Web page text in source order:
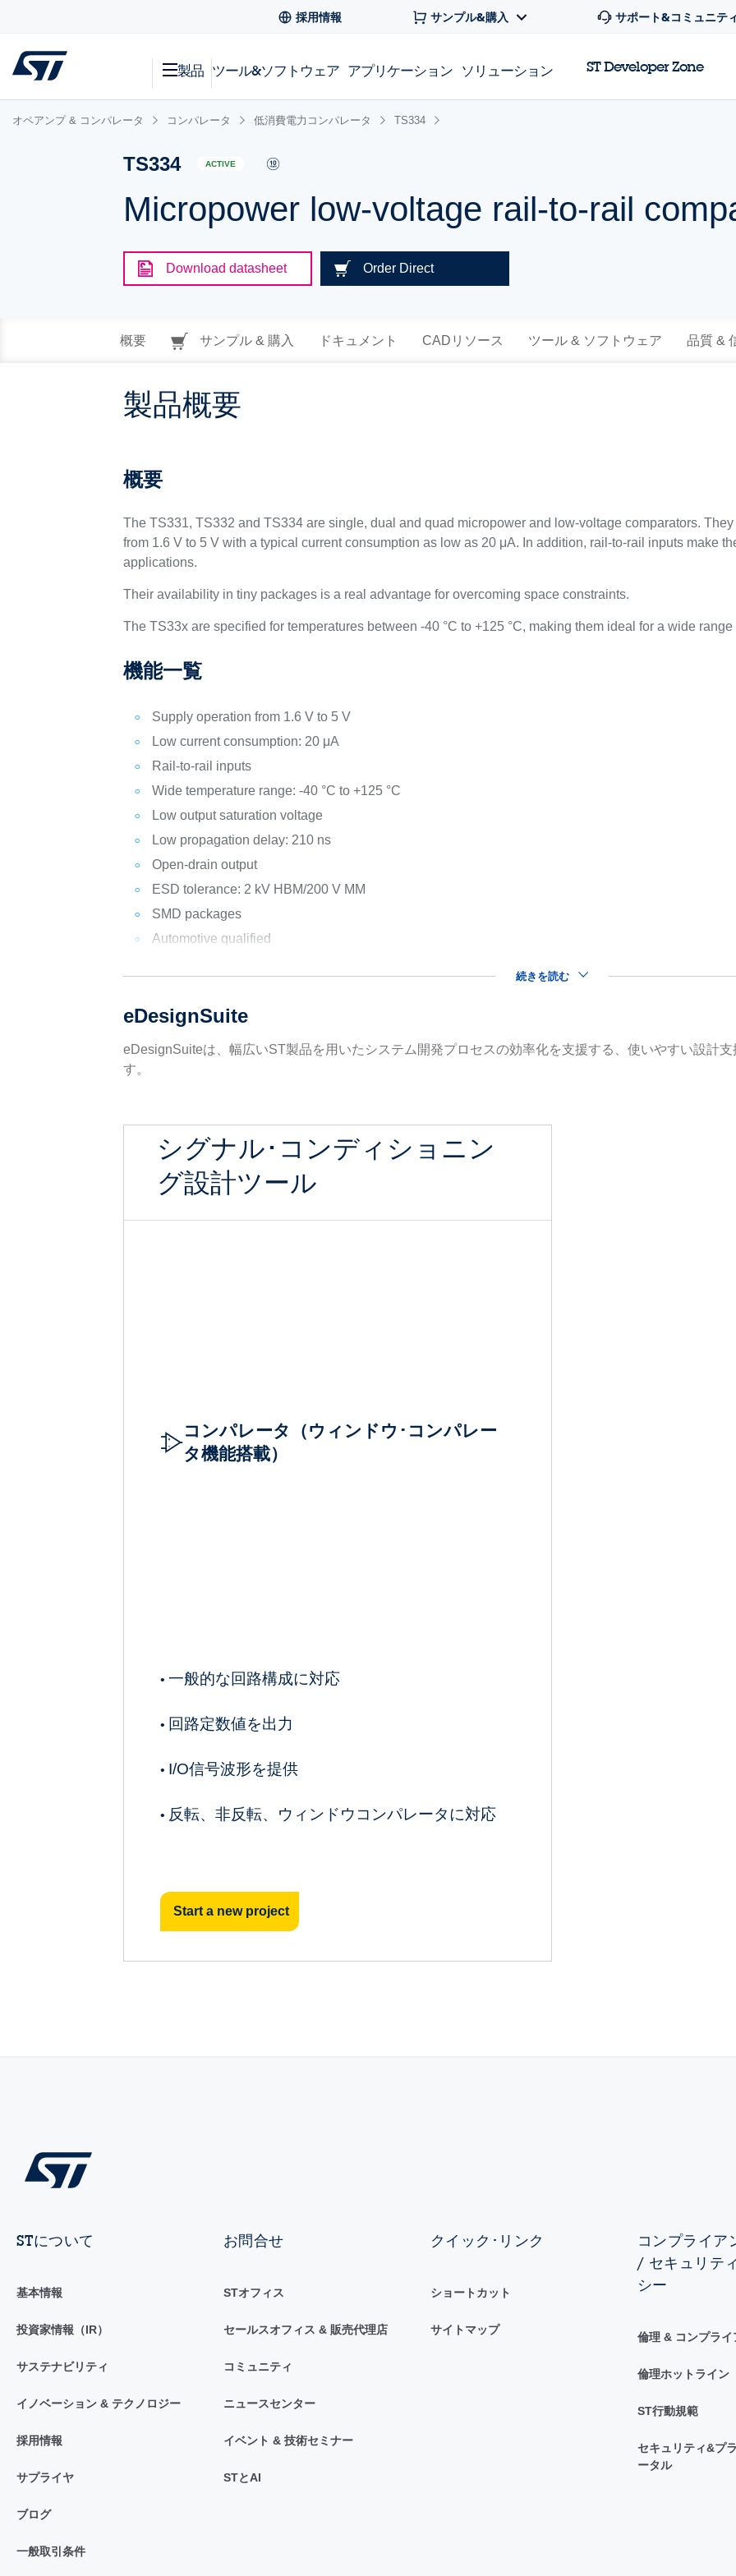
採用情報 サンプル&購入 サポート&コミュニテ
製品 ツール&ソフトウェア アプリケーション ソリューション ST Developer Zone
オペアンプ & コンパレータ コンパレータ 低消費電力コンパレータ TS334
TS334 ACTIVE
Micropower low-voltage rail-to-rail
Download datasheet Order Direct
概要 サンプル & 購入 ドキュメント CADリソース ツール & ソフトウェア 品質 &
製品概要
概要
The TS331, TS332 and TS334 are single, dual and quad micropower and low-voltage comparators.
from 1.6 V to 5 V with a typical current consumption as low as 20 μA. In addition, rail-to-rail inputs make
applications.
Their availability in tiny packages is a real advantage for overcoming space constraints.
The TS33x are specified for temperatures between -40 °C to +125 °C, making them ideal for a wide
機能一覧
Supply operation from 1.6 V to 5 V
Low current consumption: 20 μA
Rail-to-rail inputs
Wide temperature range: -40 °C to +125 °C
Low output saturation voltage
Low propagation delay: 210 ns
Open-drain output
ESD tolerance: 2 kV HBM/200 V MM
SMD packages
Automotive qualified
続きを読む
eDesignSuite
eDesignSuiteは、幅広いST製品を用いたシステム開発プロセスの効率化を支援する、使いやすい設計
す。
シグナル･コンディショニン
グ設計ツール
コンパレータ（ウィンドウ･コンパレー
タ機能搭載）
•一般的な回路構成に対応
• 回路定数値を出力
• I/O信号波形を提供
• 反転、非反転、ウィンドウコンパレータに対応
Start a new project
STについて
基本情報
投資家情報（IR）
サステナビリティ
イノベーション & テクノロジー
採用情報
サプライヤ
ブログ
一般取引条件
お問合せ
STオフィス
セールスオフィス & 販売代理店
コミュニティ
ニュースセンター
イベント & 技術セミナー
STとAI
クイック･リンク
ショートカット
サイトマップ
コンプライア
/ セキュリテ
シー
倫理 & コンプライ
倫理ホットライン
ST行動規範
セキュリティ&プ
ータル